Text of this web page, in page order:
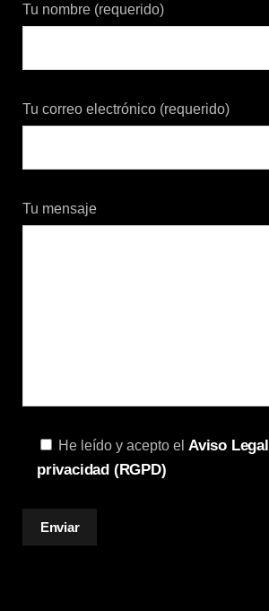
Tu nombre (requerido)
Tu correo electrónico (requerido)
Tu mensaje
He leído y acepto el Aviso Legal
privacidad (RGPD)